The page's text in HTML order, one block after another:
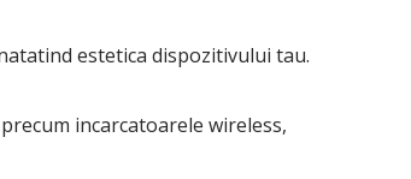
estetica dispozitivului tau.
incarcatoarele wireless,